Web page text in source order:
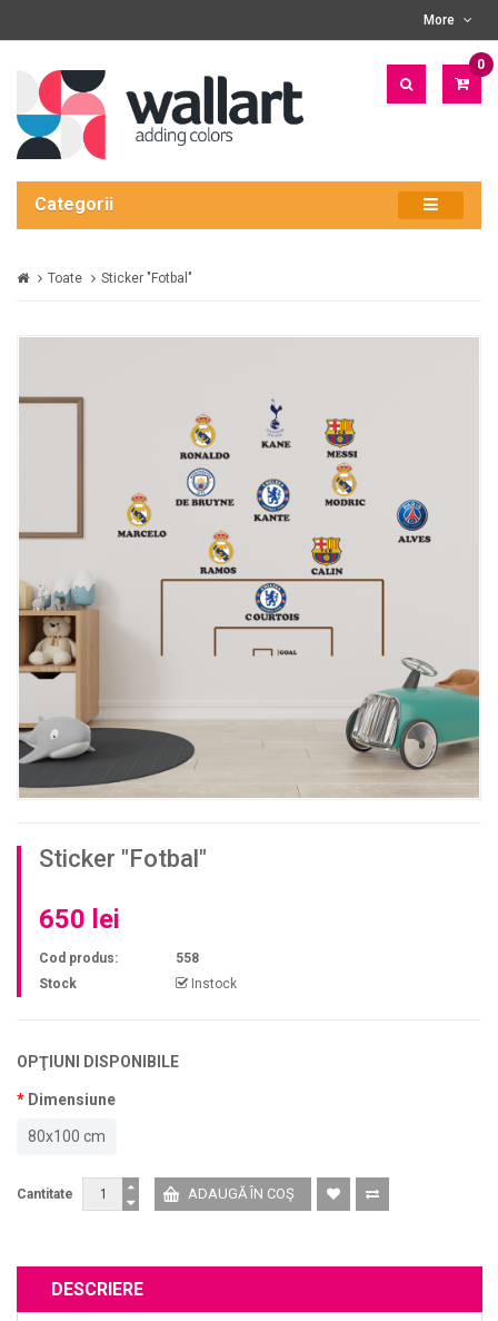
More
0
Categorii
Toate Sticker "Fotbal"
Sticker "Fotbal"
650 lei
Cod produs:
558
Stock
Instock
OPŢIUNI DISPONIBILE
Dimensiune
80x100 cm
Cantitate
DESCRIERE